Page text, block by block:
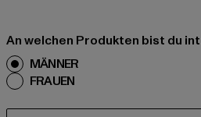
An welchen Produkten bist du
MÄNNER
FRAUEN